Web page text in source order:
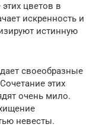
цветов в
искренность и
истинную
своеобразные
этих
очень мило.
невесты.